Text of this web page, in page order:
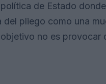
de Estado
pliego como una
no es provocar